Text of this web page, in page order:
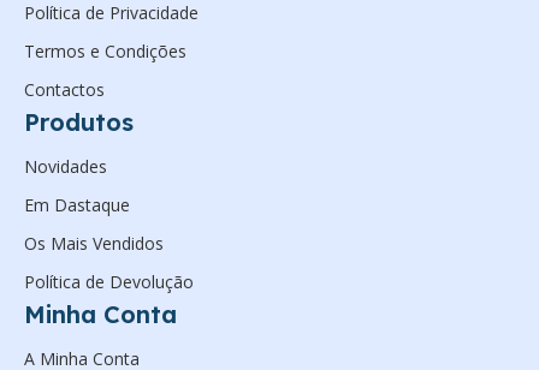
Política de Privacidade
Termos e Condições
Contactos
Produtos
Novidades
Em Dastaque
Os Mais Vendidos
Política de Devolução
Minha Conta
A Minha Conta